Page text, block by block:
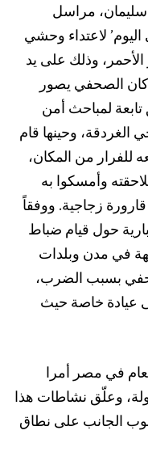
مراسل
لاعتداء وحشي
وذلك على يد
الصحفي يصور
لمباحث أمن
الغردقة، وحينها قام
للفرار من المكان،
وأمسكوا به
زجاجية. ووفقاً
حول قيام ضباط
في مدن وبلدات
بسبب الضرب،
عيادة خاصة حيث
في مصر أمرا
وعلّق نشاطات هذا
الجانب على نطاق